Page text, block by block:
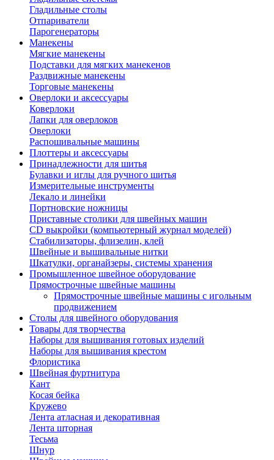
Гладильные столы
Отпариватели
Парогенераторы
Манекены
Мягкие манекены
Подставки для мягких манекенов
Раздвижные манекены
Торговые манекены
Оверлоки и аксессуары
Коверлоки
Лапки для оверлоков
Оверлоки
Распошивальные машины
Плоттеры и аксессуары
Принадлежности для шитья
Булавки и иглы для ручного шитья
Измерительные инструменты
Лекало и линейки
Портновские ножницы
Приставные столики для швейных машин
СD выкройки (компьютерный журнал моделей)
Стабилизаторы, флизелин, клей
Швейные и вышивальные нитки
Шкатулки, органайзеры, системы хранения
Промышленное швейное оборудование
Прямострочные швейные машины
Прямострочные швейные машины с игольным
продвижением
Столы для швейного оборудования
Товары для творчества
Наборы для вышивания готовых изделий
Наборы для вышивания крестом
Флористика
Швейная фуртнитура
Кант
Косая бейка
Кружево
Лента aтласная и декоративная
Лента шторная
Тесьма
Шнур